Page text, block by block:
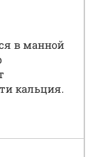
в манной
кальция.